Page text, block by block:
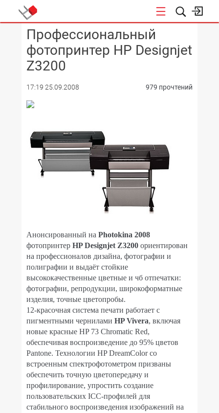
КОНФЕРЕНЦИИ
Профессиональный
фотопринтер HP Designjet
Z3200
17:19 25.09.2008 979 прочтений
Анонсированный на Photokina 2008
фотопринтер HP Designjet Z3200 ориентирован
на профессионалов дизайна, фотографии и
полиграфии и выдаёт стойкие
высококачественные цветные и чб отпечатки:
фотографии, репродукции, широкоформатные
изделия, точные цветопробы.
12-красочная система печати работает с
пигментными чернилами HP Vivera, включая
новые красные HP 73 Chromatic Red,
обеспечивая воспроизведение до 95% цветов
Pantone. Технологии HP DreamColor со
встроенным спектрофотометром призваны
обеспечить точную цветопередачу и
профилирование, упростить создание
пользовательских ICC-профилей для
стабильного воспроизведения изображений на